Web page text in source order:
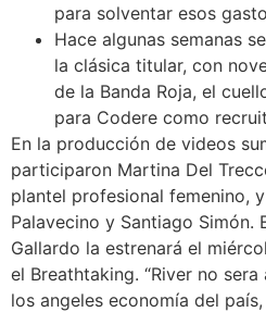
para solventar esos
Hace algunas semanas
la clásica titular, con
de la Banda Roja, el
para Codere como
En la producción de videos
participaron Martina Del
plantel profesional femenino,
Palavecino y Santiago Simón.
Gallardo la estrenará el
el Breathtaking. “River no
los angeles economía del